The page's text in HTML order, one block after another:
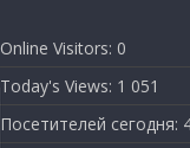
Online Visitors: 0
Today's Views: 1 051
Посетителей сегодня: